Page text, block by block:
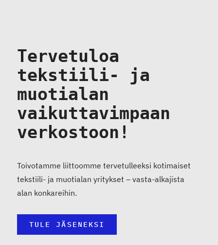
Tervetuloa
tekstiili- ja
muotialan
vaikuttavimpaan
verkostoon!
Toivotamme liittoomme tervetulleeksi kotimaiset
tekstiili- ja muotialan yritykset – vasta-alkajista
alan konkareihin.
TULE JÄSENEKSI